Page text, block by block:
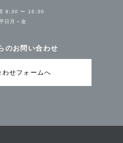
9:30 〜 16:30
日月～金
のお問い合わせ
わせフォームへ